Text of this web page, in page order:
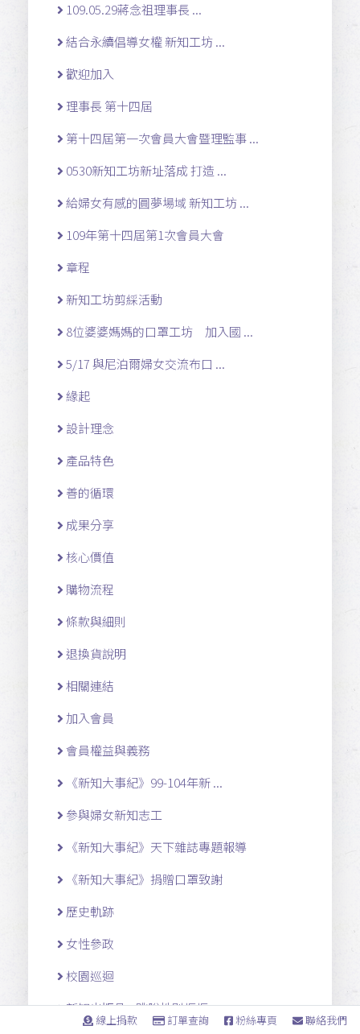
109.05.29蔣念祖理事長 ...
結合永續倡導女權 新知工坊 ...
歡迎加入
理事長 第十四屆
第十四屆第一次會員大會暨理監事 ...
0530新知工坊新址落成 打造 ...
給婦女有感的圓夢場域 新知工坊 ...
109年第十四屆第1次會員大會
章程
新知工坊剪綵活動
8位婆婆媽媽的口罩工坊 加入國 ...
5/17 與尼泊爾婦女交流布口 ...
緣起
設計理念
產品特色
善的循環
成果分享
核心價值
購物流程
條款與細則
退換貨說明
相關連結
加入會員
會員權益與義務
《新知大事紀》99-104年新 ...
參與婦女新知志工
《新知大事紀》天下雜誌專題報導
《新知大事紀》捐贈口罩致謝
歷史軌跡
女性參政
校園巡迴
新知出版品 <跳脫性別框框>、 ...
線上捐款 訂單查詢 粉絲專頁 聯絡我們